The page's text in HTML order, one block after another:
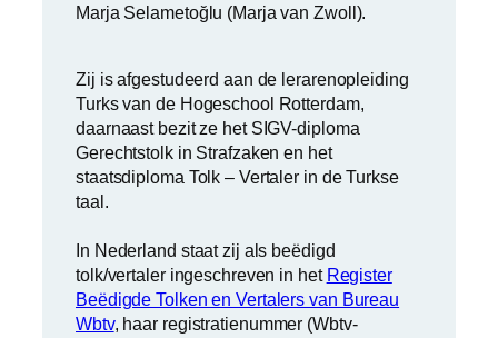
Marja Selametoğlu (Marja van Zwoll).
Zij is afgestudeerd aan de lerarenopleiding
Turks van de Hogeschool Rotterdam,
daarnaast bezit ze het SIGV-diploma
Gerechtstolk in Strafzaken en het
staatsdiploma Tolk – Vertaler in de Turkse
taal.
In Nederland staat zij als beëdigd
tolk/vertaler ingeschreven in het Register
Beëdigde Tolken en Vertalers van Bureau
Wbtv, haar registratienummer (Wbtv-